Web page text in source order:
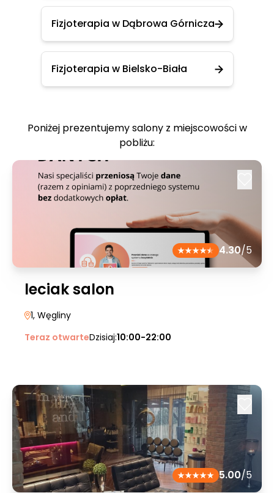
Fizjoterapia w Dąbrowa Górnicza
Fizjoterapia w Bielsko-Biała
Poniżej prezentujemy salony z miejscowości w
pobliżu:
4.30/5
leciak salon
1, Węgliny
Teraz otwarteDzisiaj:10:00-22:00
5.00/5